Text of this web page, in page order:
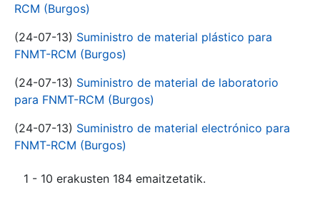
RCM (Burgos)
(24-07-13) Suministro de material plástico para
FNMT-RCM (Burgos)
(24-07-13) Suministro de material de laboratorio
para FNMT-RCM (Burgos)
(24-07-13) Suministro de material electrónico para
FNMT-RCM (Burgos)
1 - 10 erakusten 184 emaitzetatik.